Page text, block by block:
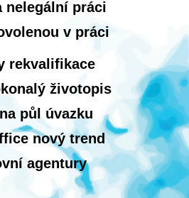
nelegální práci
v práci
rekvalifikace
životopis
půl úvazku
nový trend
agentury